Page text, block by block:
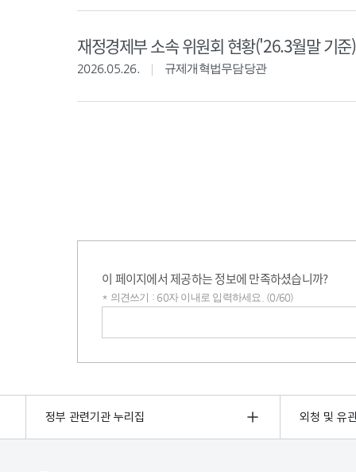
재정경제부 소속 위원회 현황('26.3월말 기준)
2026.05.26. 규제개혁법무담당관
이 페이지에서 제공하는 정보에 만족하셨습니까?
* 의견쓰기 : 60자 이내로 입력하세요. (0/60)
정부 관련기관 누리집 외청 및 유